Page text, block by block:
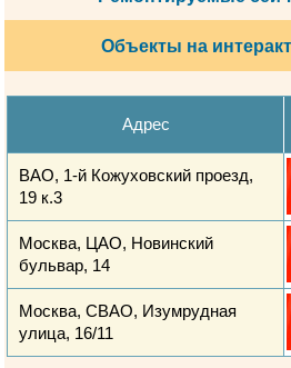
Объекты на
Адрес
ВАО, 1-й Кожуховский проезд,
19 к.3
Москва, ЦАО, Новинский
бульвар, 14
Москва, СВАО, Изумрудная
улица, 16/11